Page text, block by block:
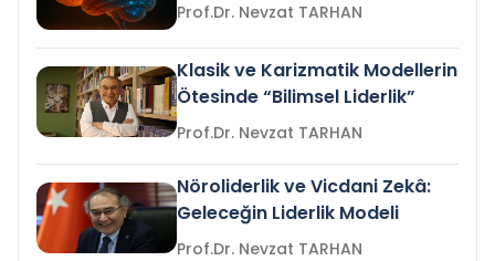
Prof.Dr. Nevzat TARHAN
Klasik ve Karizmatik Modellerin
Ötesinde “Bilimsel Liderlik”
Prof.Dr. Nevzat TARHAN
Nöroliderlik ve Vicdani Zekâ:
Geleceğin Liderlik Modeli
Prof.Dr. Nevzat TARHAN